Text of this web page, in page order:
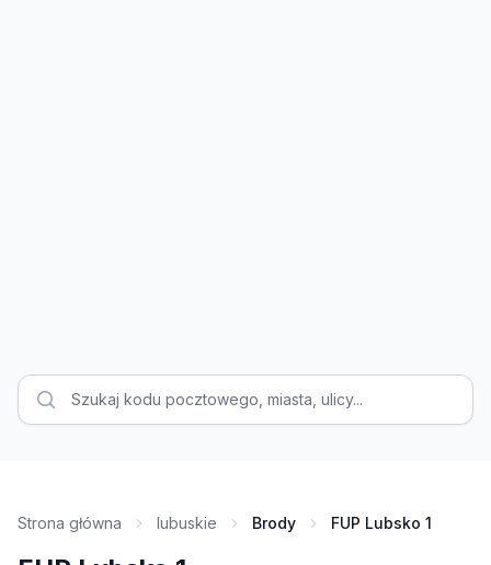
Strona główna lubuskie Brody FUP Lubsko 1